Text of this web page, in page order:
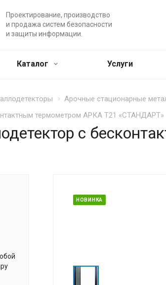
Проектирование, производство
и продажа систем безопасности
и защиты информации.
Каталог Услуги
Арочные стационарные
термометром АРКА Т21 «СТАНДАРТ»
с
НОВИНКА